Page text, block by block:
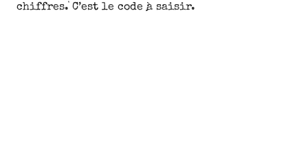
chiffres. C’est le code à saisir.